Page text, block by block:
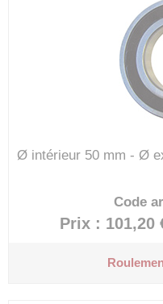
Ø intérieur 50 mm - Ø
Code
Prix : 101,20